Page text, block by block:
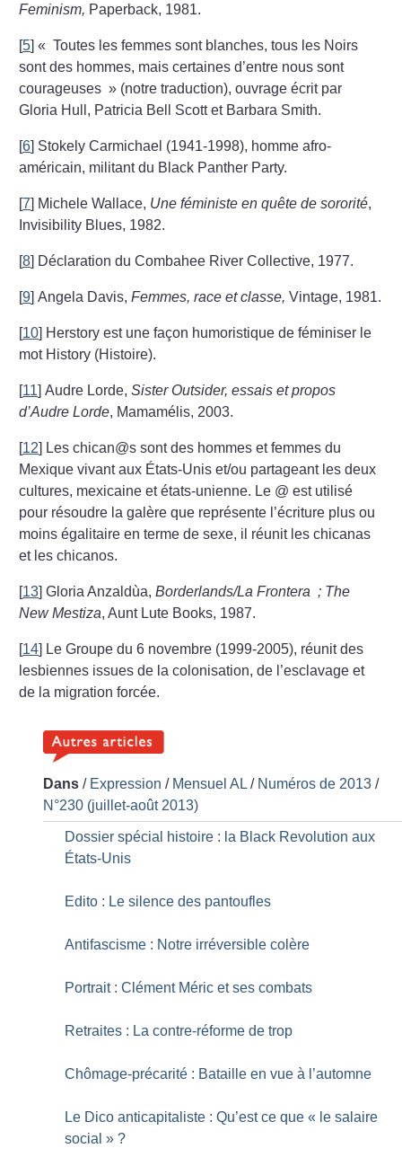
Feminism, Paperback, 1981.
[5]« Toutes les femmes sont blanches, tous les Noirs
sont des hommes, mais certaines d’entre nous sont
courageuses » (notre traduction), ouvrage écrit par
Gloria Hull, Patricia Bell Scott et Barbara Smith.
[6] Stokely Carmichael (1941-1998), homme afro-
américain, militant du Black Panther Party.
[7] Michele Wallace, Une féministe en quête de sororité,
Invisibility Blues, 1982.
[8] Déclaration du Combahee River Collective, 1977.
[9]Angela Davis,Femmes, race et classe, Vintage, 1981.
[10] Herstory est une façon humoristique de féminiser le
mot History (Histoire).
[11]Audre Lorde,Sister Outsider, essais et propos
d’Audre Lorde, Mamamélis, 2003.
[12] Les chican@s sont des hommes et femmes du
Mexique vivant aux États-Unis et/ou partageant les deux
cultures, mexicaine et états-unienne. Le @ est utilisé
pour résoudre la galère que représente l’écriture plus ou
moins égalitaire en terme de sexe, il réunit les chicanas
et les chicanos.
[13]Gloria Anzaldùa,Borderlands/La Frontera ; The
New Mestiza, Aunt Lute Books, 1987.
[14] Le Groupe du 6 novembre (1999-2005), réunit des
lesbiennes issues de la colonisation, de l’esclavage et
de la migration forcée.
Dans / Expression / Mensuel AL / Numéros de 2013 /
N°230 (juillet-août 2013)
Dossier spécial histoire : la Black Revolution aux
États-Unis
Edito : Le silence des pantoufles
Antifascisme : Notre irréversible colère
Portrait : Clément Méric et ses combats
Retraites : La contre-réforme de trop
Chômage-précarité : Bataille en vue à l’automne
Le Dico anticapitaliste : Qu’est ce que « le salaire
social » ?